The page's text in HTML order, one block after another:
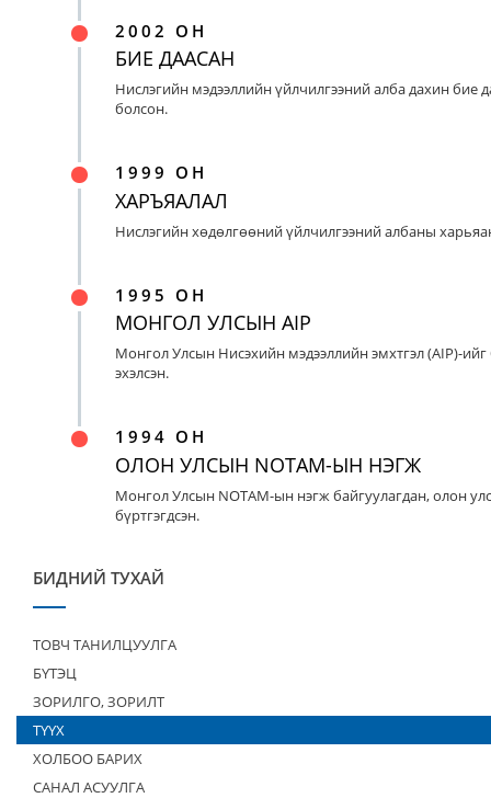
2002 ОН
БИЕ ДААСАН
Нислэгийн мэдээллийн үйлчилгээний алба дахин бие
болсон.
1999 ОН
ХАРЪЯАЛАЛ
Нислэгийн хөдөлгөөний үйлчилгээний албаны
1995 ОН
МОНГОЛ УЛСЫН AIP
Монгол Улсын Нисэхийн мэдээллийн эмхтгэл (AIP)-
эхэлсэн.
1994 ОН
ОЛОН УЛСЫН NOTAM-ЫН НЭГЖ
Монгол Улсын NOTAM-ын нэгж байгуулагдан, олон
бүртгэгдсэн.
БИДНИЙ ТУХАЙ
ТОВЧ ТАНИЛЦУУЛГА
БҮТЭЦ
ЗОРИЛГО, ЗОРИЛТ
ТҮҮХ
ХОЛБОО БАРИХ
САНАЛ АСУУЛГА